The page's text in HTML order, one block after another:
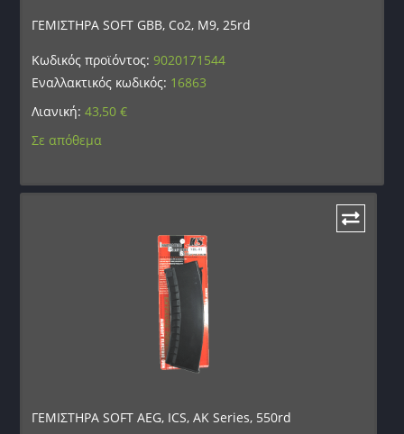
ΓΕΜΙΣΤΗΡΑ SOFT GBB, Co2, M9, 25rd
Κωδικός προϊόντος:9020171544
Εναλλακτικός κωδικός: 16863
Λιανική:43,50€
Σε απόθεμα
ΓΕΜΙΣΤΗΡΑ SOFT AEG, ICS, AK Series, 550rd